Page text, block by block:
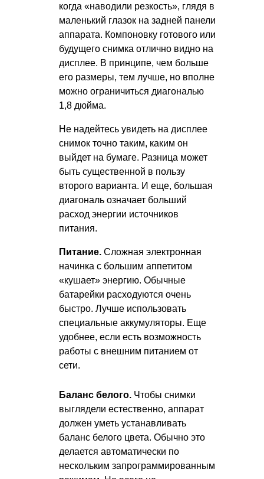
когда «наводили резкость», глядя в
маленький глазок на задней панели
аппарата. Компоновку готового или
будущего снимка отлично видно на
дисплее. В принципе, чем больше
его размеры, тем лучше, но вполне
можно ограничиться диагональю
1,8 дюйма.
Не надейтесь увидеть на дисплее
снимок точно таким, каким он
выйдет на бумаге. Разница может
быть существенной в пользу
второго варианта. И еще, большая
диагональ означает больший
расход энергии источников
питания.
Питание. Сложная электронная
начинка с большим аппетитом
«кушает» энергию. Обычные
батарейки расходуются очень
быстро. Лучше использовать
специальные аккумуляторы. Еще
удобнее, если есть возможность
работы с внешним питанием от
сети.
Баланс белого. Чтобы снимки
выглядели естественно, аппарат
должен уметь устанавливать
баланс белого цвета. Обычно это
делается автоматически по
нескольким запрограммированным